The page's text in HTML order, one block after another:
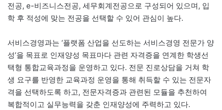
전공, e-비즈니스전공, 세무회계전공으로 구성되어 있으며, 입
학 후 적성에 맞는 전공을 선택할 수 있어 관심이 높다.
서비스경영과는 ‘플랫폼 산업을 선도하는 서비스경영 전문가 양
성’을 목표로 인재양성 목표마다 관련 자격증을 연계한 학생선
택형 통합교육과정을 운영하고 있다. 전문 진로상담을 거쳐 학
생 요구를 반영한 교육과정 운영을 통해 취득할 수 있는 전문자
격을 선택하도록 하고, 전문자격증과 관련된 모듈을 추천하여
복합적이고 실무능력을 갖춘 인재양성에 주력하고 있다.